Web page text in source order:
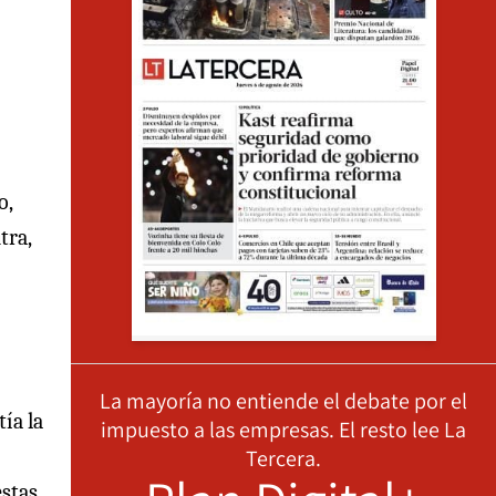
la
La mayoría no entiende el debate por el
impuesto a las empresas. El resto lee La
Tercera.